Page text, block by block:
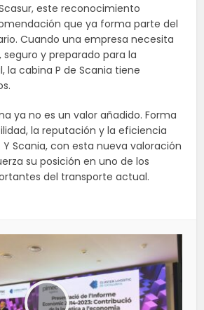
este reconocimiento
que ya forma parte del
Cuando una empresa necesita
y preparado para la
la cabina P de Scania tiene
ya no es un valor añadido. Forma
la reputación y la eficiencia
Scania, con esta nueva valoración
su posición en uno de los
del transporte actual.